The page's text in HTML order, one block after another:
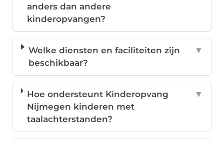
anders dan andere
kinderopvangen?
Welke diensten en faciliteiten zijn
beschikbaar?
▼
Hoe ondersteunt Kinderopvang
Nijmegen kinderen met
taalachterstanden?
▼